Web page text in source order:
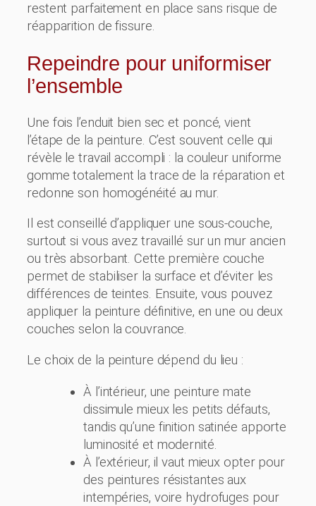
restent parfaitement en place sans risque de
réapparition de fissure.
Repeindre pour uniformiser
l’ensemble
Une fois l’enduit bien sec et poncé, vient
l’étape de la peinture. C’est souvent celle qui
révèle le travail accompli : la couleur uniforme
gomme totalement la trace de la réparation et
redonne son homogénéité au mur.
Il est conseillé d’appliquer une sous-couche,
surtout si vous avez travaillé sur un mur ancien
ou très absorbant. Cette première couche
permet de stabiliser la surface et d’éviter les
différences de teintes. Ensuite, vous pouvez
appliquer la peinture définitive, en une ou deux
couches selon la couvrance.
Le choix de la peinture dépend du lieu :
À l’intérieur, une peinture mate
dissimule mieux les petits défauts,
tandis qu’une finition satinée apporte
luminosité et modernité.
À l’extérieur, il vaut mieux opter pour
des peintures résistantes aux
intempéries, voire hydrofuges pour